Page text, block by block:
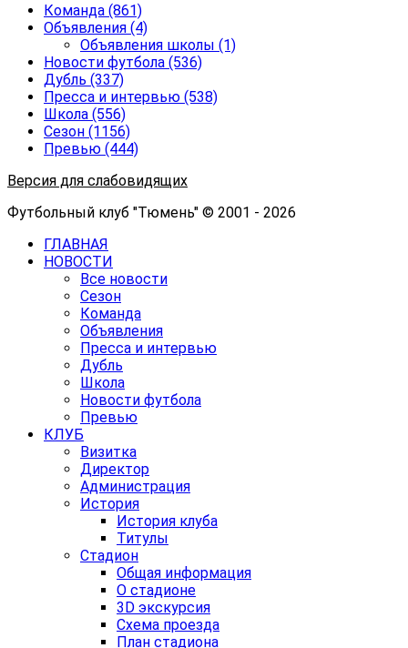
Команда (861)
Объявления (4)
Объявления школы (1)
Новости футбола (536)
Дубль (337)
Пресса и интервью (538)
Школа (556)
Сезон (1156)
Превью (444)
Версия для слабовидящих
Футбольный клуб "Тюмень" © 2001 - 2026
ГЛАВНАЯ
НОВОСТИ
Все новости
Сезон
Команда
Объявления
Пресса и интервью
Дубль
Школа
Новости футбола
Превью
КЛУБ
Визитка
Директор
Администрация
История
История клуба
Титулы
Стадион
Общая информация
О стадионе
3D экскурсия
Схема проезда
План стадиона